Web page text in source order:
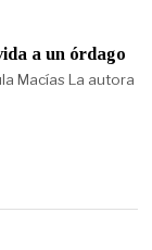
a un órdago
Macías La autora